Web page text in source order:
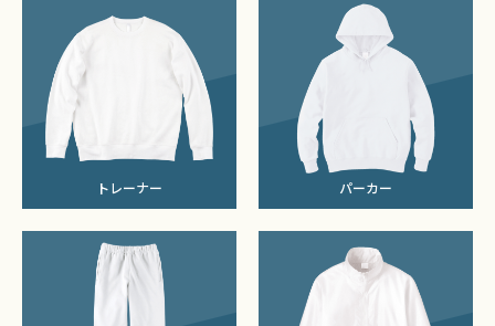
トレーナー パーカー